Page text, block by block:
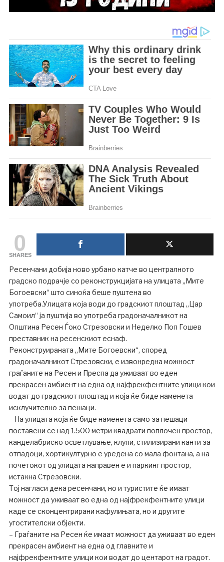
0
SHARES
Ресенчани добија ново урбано катче во централното
градско подрачје со реконструкцијата на улицата „Мите
Богоевски“ што синоќа беше пуштена во
употреба.Улицата која води до градскиот плоштад „Цар
Самоил“ ја пуштија во употреба градоначалникот на
Општина Ресен Ѓоко Стрезовски и Неделко Поп Гошев
преставник на ресенскиот еснаф.
Реконструираната „Мите Богоевски“, според
градоначалникот Стрезовски, е извонредна можност
граѓаните на Ресен и Преспа да уживаат во еден
прекрасен амбиент на една од најфрекфентните улици кои
водат до градскиот плоштад и која ќе биде наменета
исклучително за пешаци.
– На улицата која ќе биде наменета само за пешаци
поставени се над 1.500 метри квадрати поплочен простор,
канделабриско осветлување, клупи, стилизирани канти за
отпадоци, хортикултурно е уредена со мала фонтана, а на
почетокот од улицата направен е и паркинг простор,
истакна Стрезовски.
Тој нагласи дека ресенчани, но и туристите ќе имаат
можност да уживаат во една од најфрекфентните улици
каде се сконцентрирани кафулињата, но и другите
угостителски објекти.
– Граѓаните на Ресен ќе имаат можност да уживаат во еден
прекрасен амбиент на една од главните и
најфрекфентните улици кои водат до центарот на градот.